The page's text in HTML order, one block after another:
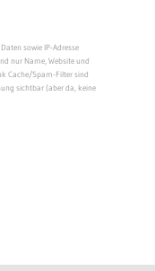
sowie IP-Adresse
nur Name, Website und
Cache/Spam-Filter sind
sichtbar (aber da, keine